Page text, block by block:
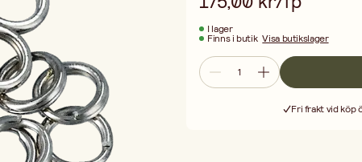
I lager
Finns i butik Visa butikslager
Fri frakt vid köp